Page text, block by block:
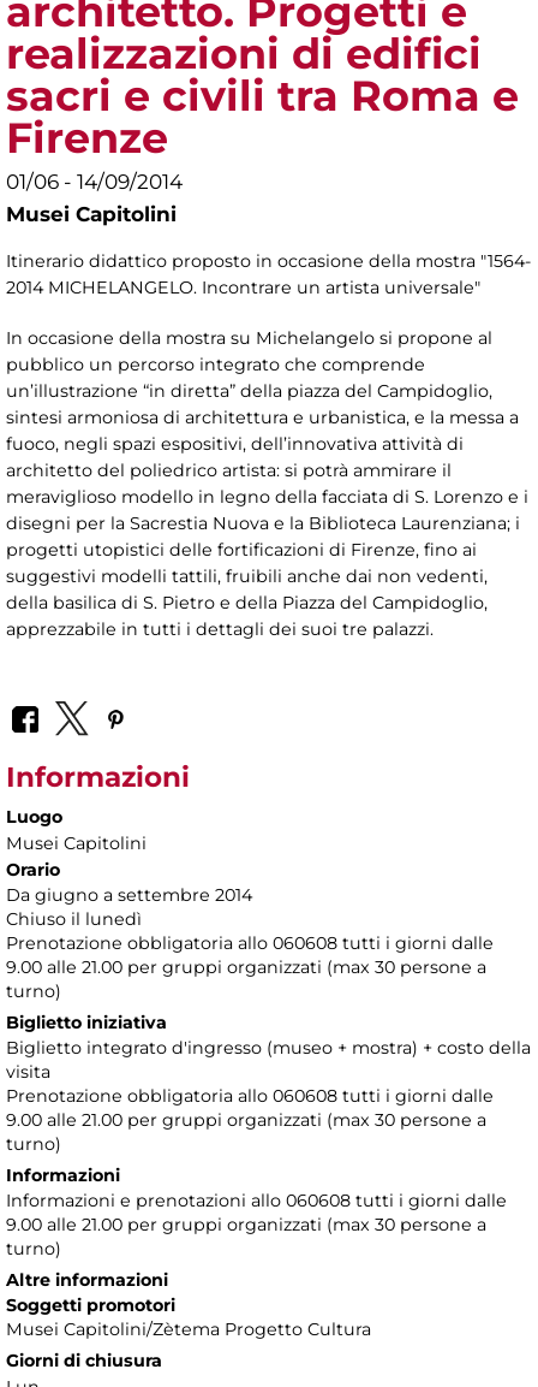
architetto. Progetti e
realizzazioni di edifici
sacri e civili tra Roma e
Firenze
01/06 - 14/09/2014
Musei Capitolini
Itinerario didattico proposto in occasione della mostra "1564-
2014 MICHELANGELO. Incontrare un artista universale"
In occasione della mostra su Michelangelo si propone al
pubblico un percorso integrato che comprende
un’illustrazione “in diretta” della piazza del Campidoglio,
sintesi armoniosa di architettura e urbanistica, e la messa a
fuoco, negli spazi espositivi, dell’innovativa attività di
architetto del poliedrico artista: si potrà ammirare il
meraviglioso modello in legno della facciata di S. Lorenzo e i
disegni per la Sacrestia Nuova e la Biblioteca Laurenziana; i
progetti utopistici delle fortificazioni di Firenze, fino ai
suggestivi modelli tattili, fruibili anche dai non vedenti,
della basilica di S. Pietro e della Piazza del Campidoglio,
apprezzabile in tutti i dettagli dei suoi tre palazzi.
Informazioni
Luogo
Musei Capitolini
Orario
Da giugno a settembre 2014
Chiuso il lunedì
Prenotazione obbligatoria allo 060608 tutti i giorni dalle
9.00 alle 21.00 per gruppi organizzati (max 30 persone a
turno)
Biglietto iniziativa
Biglietto integrato d'ingresso (museo + mostra) + costo della
visita
Prenotazione obbligatoria allo 060608 tutti i giorni dalle
9.00 alle 21.00 per gruppi organizzati (max 30 persone a
turno)
Informazioni
Informazioni e prenotazioni allo 060608 tutti i giorni dalle
9.00 alle 21.00 per gruppi organizzati (max 30 persone a
turno)
Altre informazioni
Soggetti promotori
Musei Capitolini/Zètema Progetto Cultura
Giorni di chiusura